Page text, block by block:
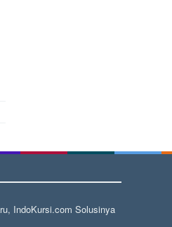
IndoKursi.com Solusinya